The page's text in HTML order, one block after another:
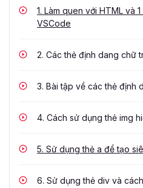
1. Làm quen với HTML và
VSCode
2. Các thẻ định dang chữ
3. Bài tập về các thẻ định
4. Cách sử dụng thẻ img
5. Sử dụng thẻ a để tạo
6. Sử dụng thẻ div và